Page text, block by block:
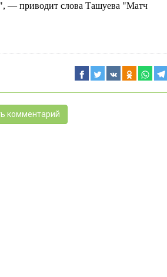
— приводит слова Ташуева "Матч
комментарий